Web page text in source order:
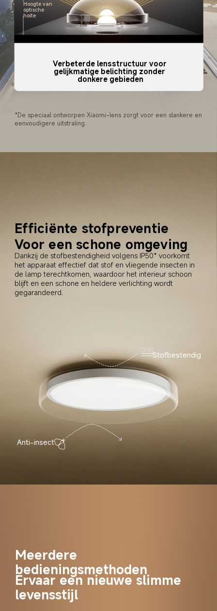
*De speciaal ontworpen Xiaomi-lens zorgt voor een slankere en
eenvoudigere uitstraling.
Hoogte van
optische
holte
Verbeterde lensstructuur voor
gelijkmatige belichting zonder
donkere gebieden
Efficiënte stofpreventie
Voor een schone omgeving
Dankzij de stofbestendigheid volgens IP50* voorkomt
het apparaat effectief dat stof en vliegende insecten in
de lamp terechtkomen, waardoor het interieur schoon
blijft en een schone en heldere verlichting wordt
gegarandeerd.
Stofbestendig
Anti-insect
Meerdere
bedieningsmethoden
Ervaar een nieuwe slimme
levensstijl